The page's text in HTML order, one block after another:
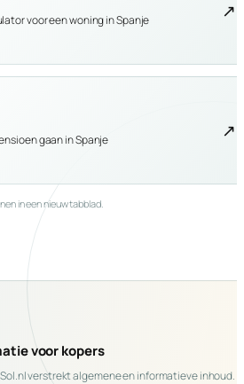
voor een woning in Spanje ↗
gaan in Spanje ↗
in een nieuw tabblad.
voor kopers
verstrekt algemene en informatieve inhoud.